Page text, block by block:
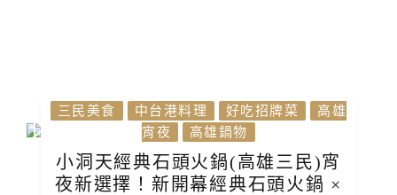
三民美食 中台港料理 好吃招牌菜
高雄
宵夜
高雄鍋物
小洞天經典石頭火鍋(高雄三民)宵
夜新選擇！新開幕經典石頭火鍋 ×